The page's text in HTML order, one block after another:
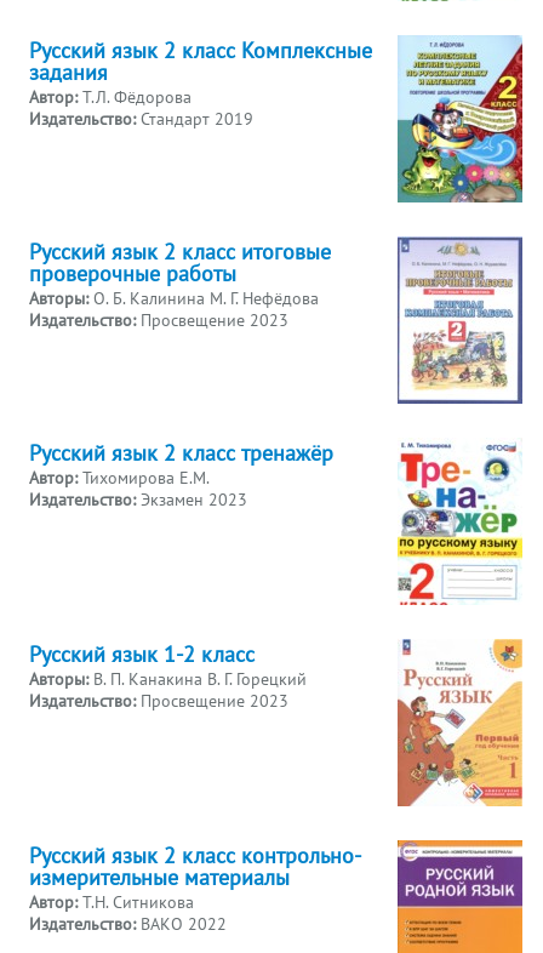
Русский язык 2 класс Комплексные
задания
Автор:Т.Л. Фёдорова
Издательство:Стандарт 2019
Русский язык 2 класс итоговые
проверочные работы
Авторы:О. Б. Калинина М. Г. Нефёдова
Издательство: Просвещение 2023
Русский язык 2 класс тренажёр
Автор:Тихомирова Е.М.
Издательство:Экзамен 2023
Русский язык 1-2 класс
Авторы: В. П. Канакина В. Г. Горецкий
Издательство: Просвещение 2023
Русский язык 2 класс контрольно-
измерительные материалы
Автор:Т.Н. Ситникова
Издательство: ВАКО 2022